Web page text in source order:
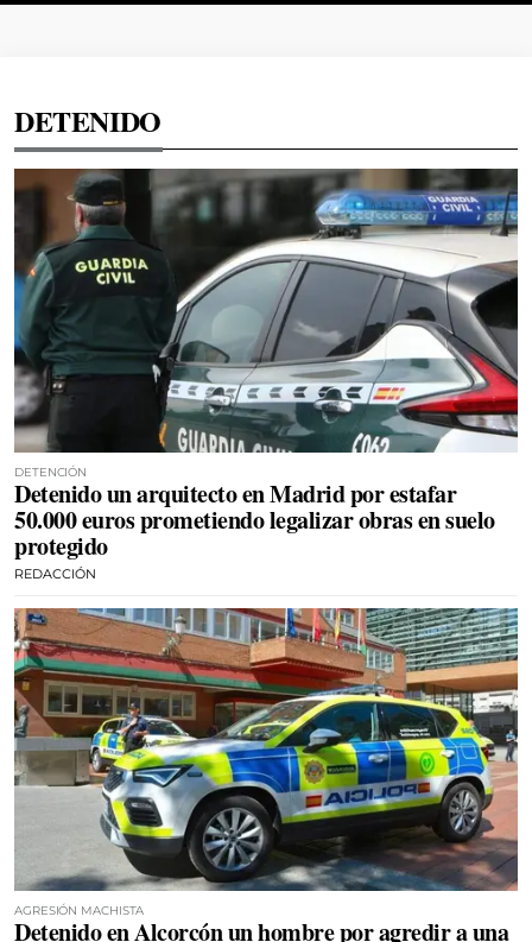
DETENIDO
DETENCIÓN
Detenido un arquitecto en Madrid por estafar
50.000 euros prometiendo legalizar obras en suelo
protegido
REDACCIÓN
AGRESIÓN MACHISTA
Detenido en Alcorcón un hombre por agredir a una